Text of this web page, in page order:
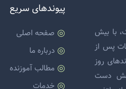
با بیش
پس از
روز
دست
پیوندهای سریع
صفحه اصلی
درباره ما
مطالب آموزنده
خدمات